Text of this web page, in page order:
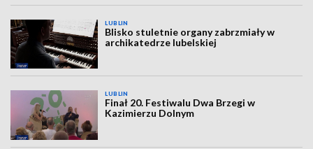
LUBLIN
Blisko stuletnie organy zabrzmiały w
archikatedrze lubelskiej
LUBLIN
Finał 20. Festiwalu Dwa Brzegi w
Kazimierzu Dolnym